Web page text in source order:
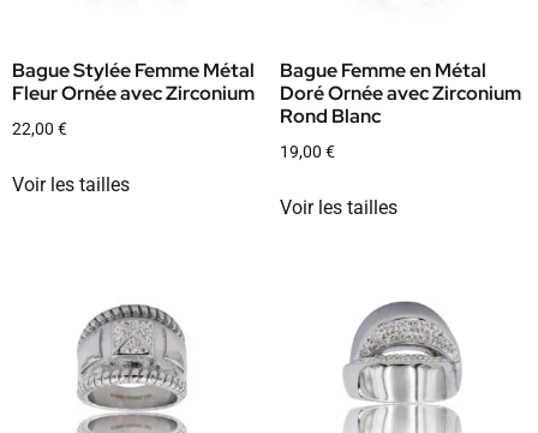
Bague Stylée Femme Métal
Fleur Ornée avec Zirconium
22,00 €
Voir les tailles
Bague Femme en Métal
Doré Ornée avec Zirconium
Rond Blanc
19,00 €
Voir les tailles